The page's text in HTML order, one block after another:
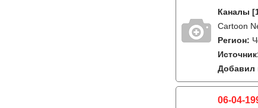
Каналы
Cartoon
Регион:
Добавил
06-04-